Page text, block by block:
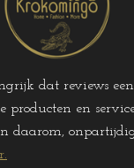
dat reviews
producten en
daarom,